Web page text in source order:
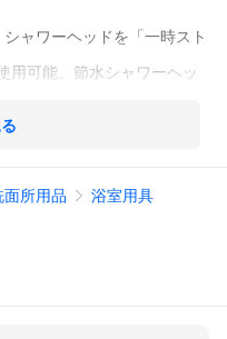
ャワーヘッドを「一時スト
用可能。節水シャワーヘッ
いません。
Ｏ ＩＮＡＸ ＬＩＸＩ
です。取り付け可能なメー
ます。
をご確認ください。
所用品
浴室用具